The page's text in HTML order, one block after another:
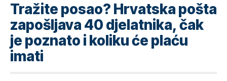
Tražite posao? Hrvatska pošta
zapošljava 40 djelatnika, čak
je poznato i koliku će plaću
imati